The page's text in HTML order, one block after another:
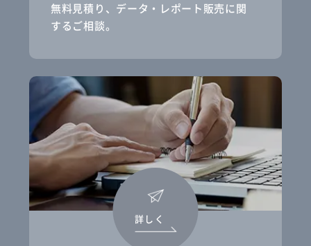
無料見積り、データ・レポート販売に関
するご相談。
詳しく